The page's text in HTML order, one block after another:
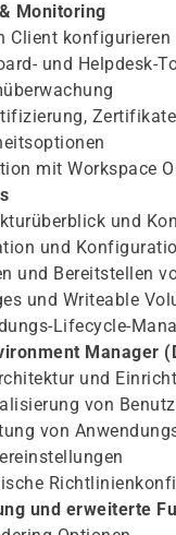
Monitoring
Client konfigurieren
und Helpdesk-
mit Workspace
und
und
und Bereitstellen
und Writeable
Lifecycle-
Manager
und
von
von
und erweiterte